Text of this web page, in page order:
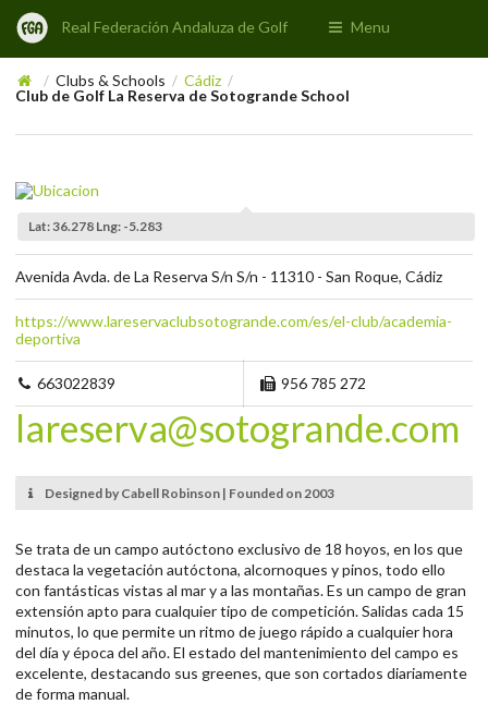
Real Federación Andaluza de Golf Menu
/ Clubs & Schools / Cádiz /
Club de Golf La Reserva de Sotogrande School
Lat: 36.278 Lng: -5.283
Avenida Avda. de La Reserva S/n S/n - 11310 - San Roque, Cádiz
https://www.lareservaclubsotogrande.com/es/el-club/academia-
deportiva
663022839 956 785 272
lareserva@sotogrande.com
Designed by Cabell Robinson | Founded on 2003
Se trata de un campo autóctono exclusivo de 18 hoyos, en los que
destaca la vegetación autóctona, alcornoques y pinos, todo ello
con fantásticas vistas al mar y a las montañas. Es un campo de gran
extensión apto para cualquier tipo de competición. Salidas cada 15
minutos, lo que permite un ritmo de juego rápido a cualquier hora
del día y época del año. El estado del mantenimiento del campo es
excelente, destacando sus greenes, que son cortados diariamente
de forma manual.